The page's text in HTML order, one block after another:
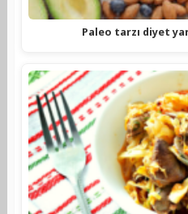
Paleo tarzı diyet